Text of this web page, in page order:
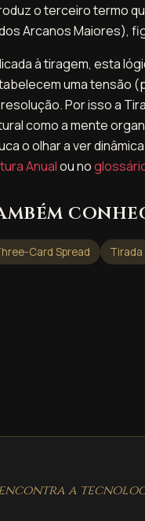
o terceiro termo
dos Arcanos Maiores),
à tiragem, esta
uma tensão
Por isso a
como a mente
o olhar a ver
Anualou no
Card Spread
a